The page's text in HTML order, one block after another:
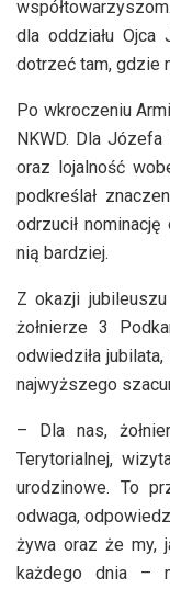
dla oddziału Ojca
dotrzeć tam, gdzie
Po wkroczeniu
NKWD. Dla Józefa
oraz lojalność
podkreślał
odrzucił
nią bardziej.
Z okazji
żołnierze 3
odwiedziła
najwyższego
– Dla nas,
Terytorialnej,
urodzinowe. To
odwaga,
żywa oraz że my,
każdego dnia –